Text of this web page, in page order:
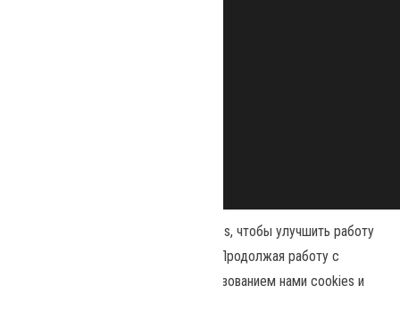
Наш сайт использует файлы cookies, чтобы улучшить работу
и повысить эффективность сайта. Продолжая работу с
сайтом, вы соглашаетесь с использованием нами cookies и